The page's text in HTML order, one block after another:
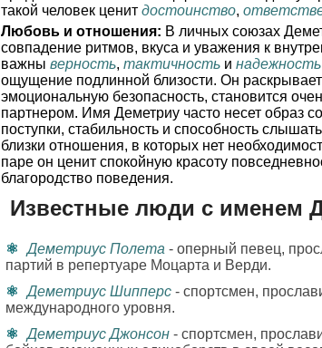
такой человек ценит достоинство,
Любовь и отношения: В личных союзах
совпадение ритмов, вкуса и уважения к
важны верность, тактичность и надежность
ощущение подлинной близости. Он
эмоциональную безопасность, становится
партнером. Имя Деметриу часто несет образ
поступки, стабильность и способность
близки отношения, в которых нет
паре он ценит спокойную красоту
благородство поведения.
Известные люди с именем
Деметриус Полета - оперный певец,
партий в репертуаре Моцарта и Верди.
Деметриус Шипперс - спортсмен,
международного уровня.
Деметриус Джонсон - спортсмен,